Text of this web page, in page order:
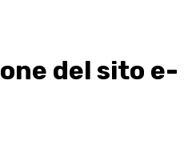
del sito e-